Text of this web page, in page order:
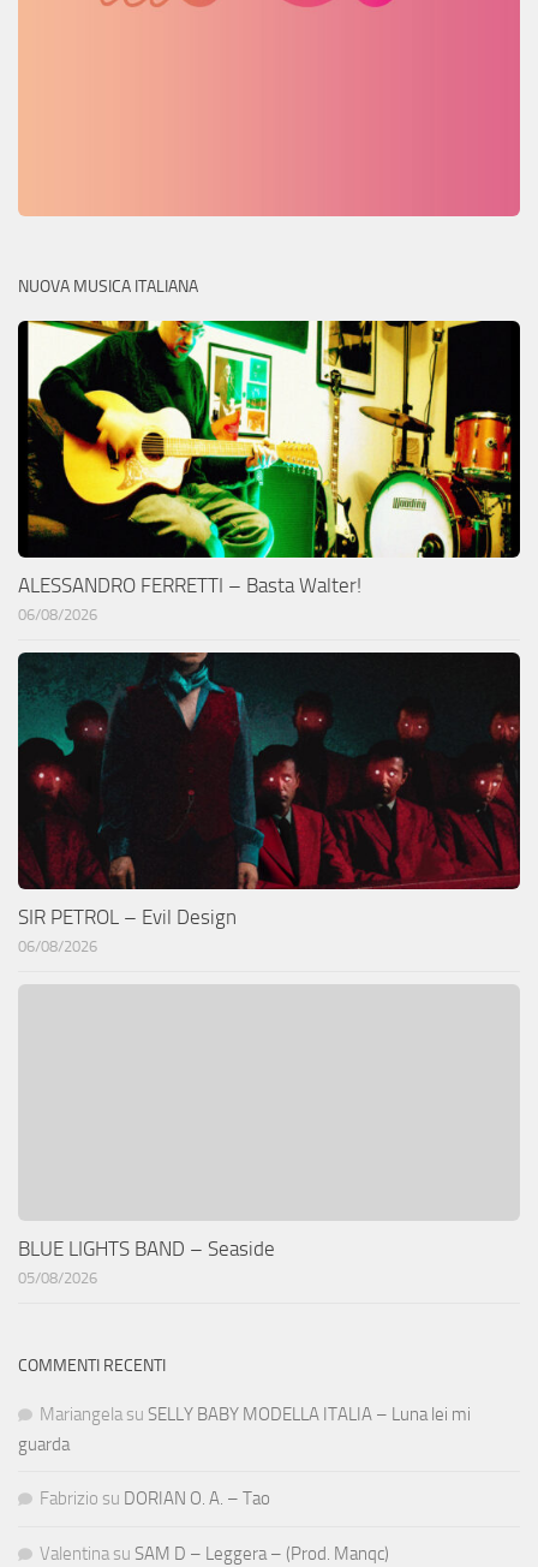
NUOVA MUSICA ITALIANA
ALESSANDRO FERRETTI – Basta Walter!
06/08/2026
SIR PETROL – Evil Design
06/08/2026
BLUE LIGHTS BAND – Seaside
05/08/2026
COMMENTI RECENTI
Mariangela su SELLY BABY MODELLA ITALIA – Luna lei mi
guarda
Fabrizio su DORIAN O. A. – Tao
Valentina su SAM D – Leggera – (Prod. Manqc)